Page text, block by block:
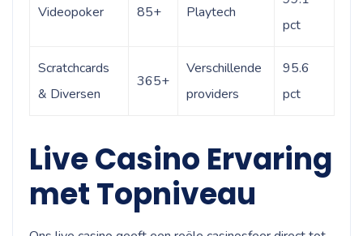
Videopoker 85+ Playtech
pct
Scratchcards
& Diversen
365+
Verschillende
providers
95.6
pct
Live Casino Ervaring
met Topniveau